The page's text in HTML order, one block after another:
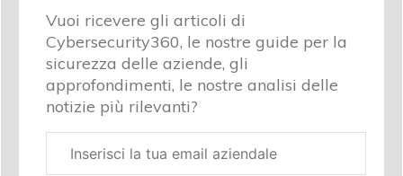
Vuoi ricevere gli articoli di
Cybersecurity360, le nostre guide per la
sicurezza delle aziende, gli
approfondimenti, le nostre analisi delle
notizie più rilevanti?
aziendale